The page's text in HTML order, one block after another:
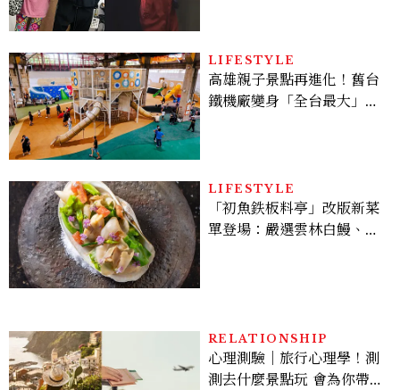
看點懶人包
LIFESTYLE
高雄親子景點再進化！舊台
鐵機廠變身「全台最大」半
LIFESTYLE
「初魚鉄板料亭」改版新菜
單登場：嚴選雲林白鰻、海
RELATIONSHIP
心理測驗｜旅行心理學！測
測去什麼景點玩 會為你帶來